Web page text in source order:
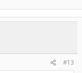
#13